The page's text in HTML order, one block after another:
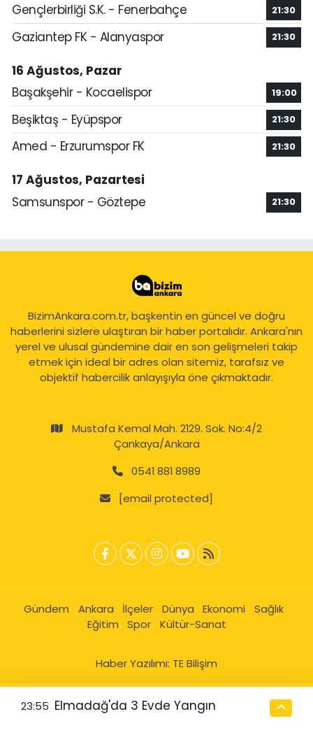
Gençlerbirliği S.K. - Fenerbahçe 21:30
Gaziantep FK - Alanyaspor 21:30
16 Ağustos, Pazar
Başakşehir - Kocaelispor
19:00
Beşiktaş - Eyüpspor 21:30
Amed - Erzurumspor FK 21:30
17 Ağustos, Pazartesi
Samsunspor - Göztepe
21:30
BizimAnkara.com.tr, başkentin en güncel ve doğru
haberlerini sizlere ulaştıran bir haber portalıdır. Ankara'nın
yerel ve ulusal gündemine dair en son gelişmeleri takip
etmek için ideal bir adres olan sitemiz, tarafsız ve
objektif habercilik anlayışıyla öne çıkmaktadır.
Mustafa Kemal Mah. 2129. Sok. No:4/2
Çankaya/Ankara
0541 881 8989
[email protected]
Gündem Ankara İlçeler Dünya Ekonomi
Sağlık
Eğitim
Spor Kültür-Sanat
Haber Yazılımı: TE Bilişim
23:55 Elmadağ'da 3 Evde Yangın